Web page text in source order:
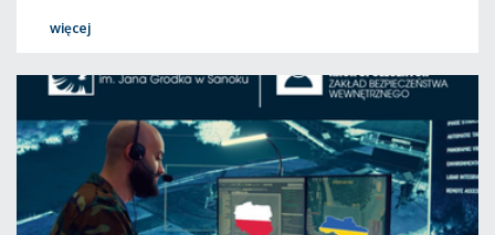
więcej